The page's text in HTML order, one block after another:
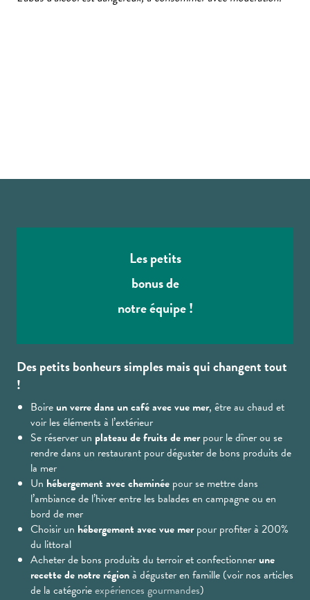
Les petits
bonus de
notre équipe !
Des petits bonheurs simples mais qui changent tout
!
Boireun verre dans un café avec vue mer, être au chaud et
voir les éléments à l’extérieur
Se réserver un plateau de fruits de merpour le dîner ou se
rendre dans un restaurant pour déguster de bons produits de
la mer
Un hébergement avec cheminée pour se mettre dans
l’ambiance de l’hiver entre les balades en campagne ou en
bord de mer
Choisir un hébergement avec vue merpour profiter à 200%
du littoral
Acheter de bons produits du terroir et confectionnerune
recette de notre régionà déguster en famille (voir nos articles
de la catégorieexpériences gourmandes)